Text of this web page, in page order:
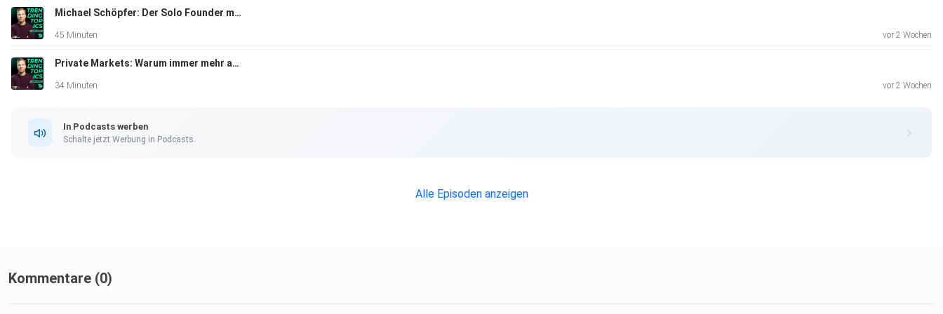
Michael Schöpfer: Der Solo Founder mit 3 Mio. Dollar ARR aus Wien
45 Minuten vor 2 Wochen
Private Markets: Warum immer mehr außerhalb der Börse investiert wird
34 Minuten vor 2 Wochen
In Podcasts werben
Schalte jetzt Werbung in Podcasts.
Alle Episoden anzeigen
Kommentare (0)